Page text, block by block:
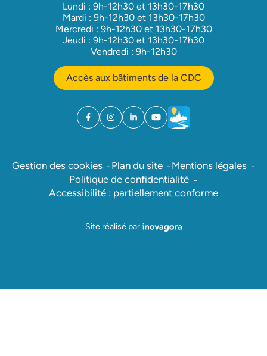
Lundi : 9h-12h30 et 13h30-17h30
Mardi : 9h-12h30 et 13h30-17h30
Mercredi : 9h-12h30 et 13h30-17h30
Jeudi : 9h-12h30 et 13h30-17h30
Vendredi : 9h-12h30
Accès aux bâtiments de la CDC
Facebook
(ouverture dans un nouvel onglet)
Instagram
(ouverture dans un nouvel onglet)
Linkedin
(ouverture dans un nouvel onglet)
YouTube
(ouverture dans un nouvel
Météo
(ouverture dans un
Gestion des cookies Plan du site
Mentions légales
Politique de confidentialité
Accessibilité : partiellement conforme
Site réalisé parInovagora (ouverture dans un